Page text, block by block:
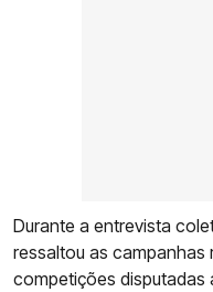
Durante a entrevista
ressaltou as campanhas
competições disputadas